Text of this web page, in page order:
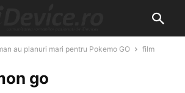
au planuri mari pentru Pokemo GO
film
go